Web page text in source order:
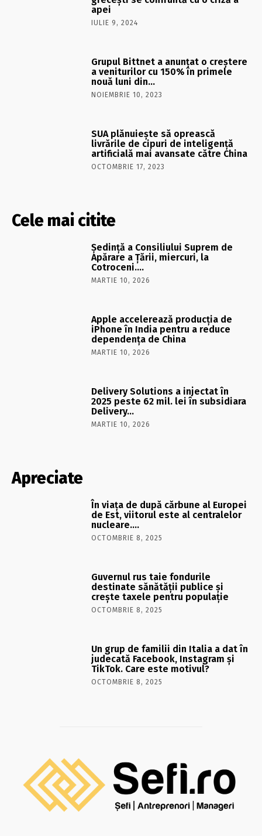
apei
IULIE 9, 2024
Grupul Bittnet a anunţat o creştere
a veniturilor cu 150% în primele
nouă luni din…
NOIEMBRIE 10, 2023
SUA plănuiește să oprească
livrările de cipuri de inteligență
artificială mai avansate către China
OCTOMBRIE 17, 2023
Cele mai citite
Şedinţă a Consiliului Suprem de
Apărare a Ţării, miercuri, la
Cotroceni….
MARTIE 10, 2026
Apple accelerează producția de
iPhone în India pentru a reduce
dependența de China
MARTIE 10, 2026
Delivery Solutions a injectat în
2025 peste 62 mil. lei în subsidiara
Delivery…
MARTIE 10, 2026
Apreciate
În viaţa de după cărbune al Europei
de Est, viitorul este al centralelor
nucleare….
OCTOMBRIE 8, 2025
Guvernul rus taie fondurile
destinate sănătății publice și
crește taxele pentru populație
OCTOMBRIE 8, 2025
Un grup de familii din Italia a dat în
judecată Facebook, Instagram și
TikTok. Care este motivul?
OCTOMBRIE 8, 2025